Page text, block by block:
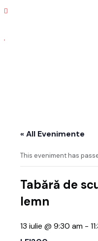
« All Evenimente
This eveniment has
Tabără de
lemn
13 iulie @ 9:30 am -